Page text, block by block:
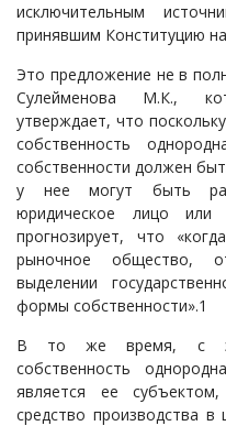
исключительным
принявшим Конституцию
Это предложение не в
Сулейменова М.К.,
утверждает, что
собственность
собственности должен
у нее могут быть
юридическое лицо
прогнозирует, что
рыночное общество,
выделении
формы собственности».1
В то же время, с
собственность
является ее
средство производства в